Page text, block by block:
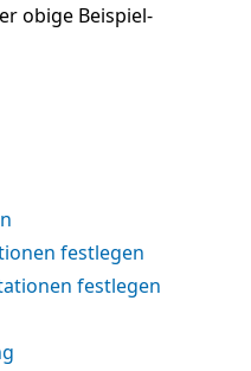
obige Beispiel-
festlegen
festlegen